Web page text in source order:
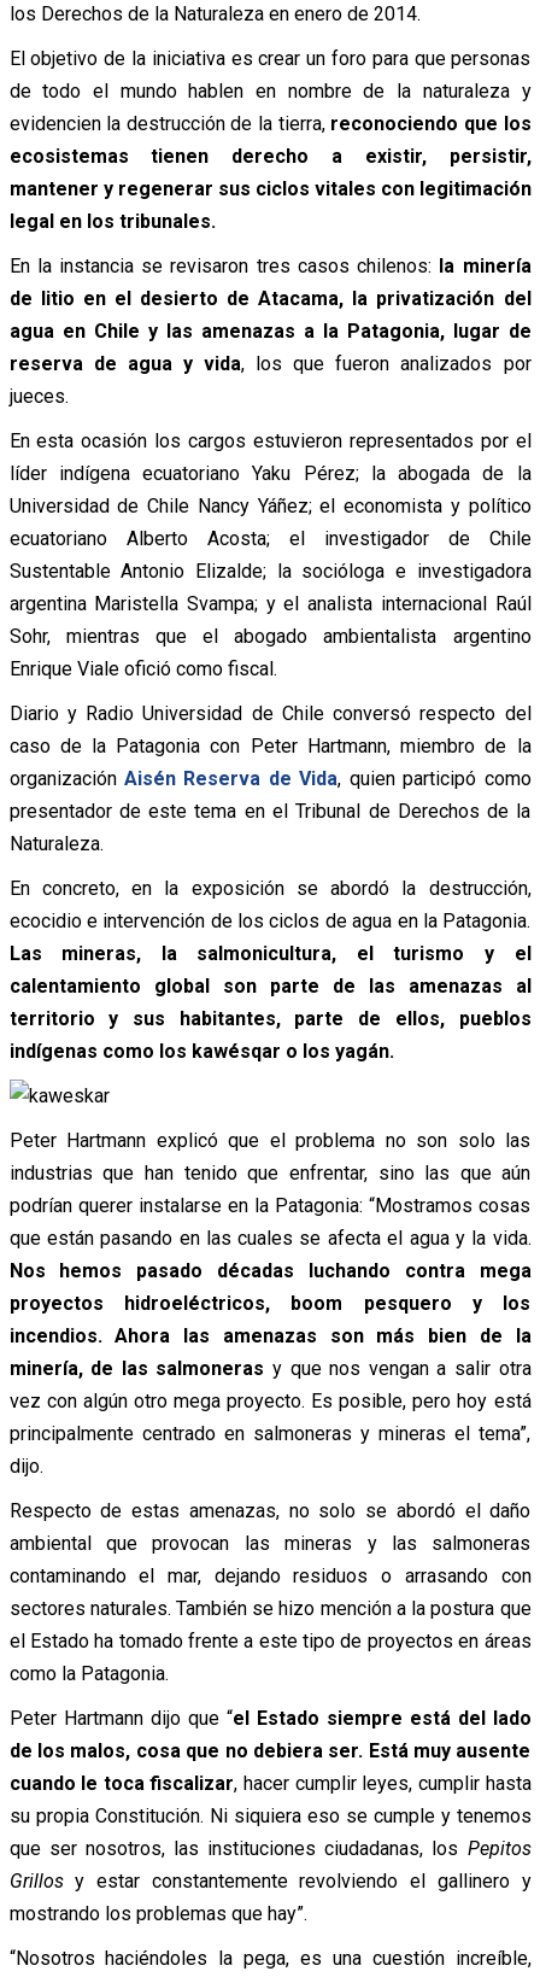
los Derechos de la Naturaleza en enero de 2014.
El objetivo de la iniciativa es crear un foro para que personas
de todo el mundo hablen en nombre de la naturaleza y
evidencien la destrucción de la tierra, reconociendo que los
ecosistemas tienen derecho a existir, persistir,
mantener y regenerar sus ciclos vitales con legitimación
legal en los tribunales.
En la instancia se revisaron tres casos chilenos: la minería
de litio en el desierto de Atacama, la privatización del
agua en Chile y las amenazas a la Patagonia, lugar de
reserva de agua y vida, los que fueron analizados por
jueces.
En esta ocasión los cargos estuvieron representados por el
líder indígena ecuatoriano Yaku Pérez; la abogada de la
Universidad de Chile Nancy Yáñez; el economista y político
ecuatoriano Alberto Acosta; el investigador de Chile
Sustentable Antonio Elizalde; la socióloga e investigadora
argentina Maristella Svampa; y el analista internacional Raúl
Sohr, mientras que el abogado ambientalista argentino
Enrique Viale ofició como fiscal.
Diario y Radio Universidad de Chile conversó respecto del
caso de la Patagonia con Peter Hartmann, miembro de la
organización Aisén Reserva de Vida, quien participó como
presentador de este tema en el Tribunal de Derechos de la
Naturaleza.
En concreto, en la exposición se abordó la destrucción,
ecocidio e intervención de los ciclos de agua en la Patagonia.
Las mineras, la salmonicultura, el turismo y el
calentamiento global son parte de las amenazas al
territorio y sus habitantes, parte de ellos, pueblos
indígenas como los kawésqar o los yagán.
Peter Hartmann explicó que el problema no son solo las
industrias que han tenido que enfrentar, sino las que aún
podrían querer instalarse en la Patagonia: “Mostramos cosas
que están pasando en las cuales se afecta el agua y la vida.
Nos hemos pasado décadas luchando contra mega
proyectos hidroeléctricos, boom pesquero y los
incendios. Ahora las amenazas son más bien de la
minería, de las salmoneras y que nos vengan a salir otra
vez con algún otro mega proyecto. Es posible, pero hoy está
principalmente centrado en salmoneras y mineras el tema”,
dijo.
Respecto de estas amenazas, no solo se abordó el daño
ambiental que provocan las mineras y las salmoneras
contaminando el mar, dejando residuos o arrasando con
sectores naturales. También se hizo mención a la postura que
el Estado ha tomado frente a este tipo de proyectos en áreas
como la Patagonia.
Peter Hartmann dijo que “el Estado siempre está del lado
de los malos, cosa que no debiera ser. Está muy ausente
cuando le toca fiscalizar, hacer cumplir leyes, cumplir hasta
su propia Constitución. Ni siquiera eso se cumple y tenemos
que ser nosotros, las instituciones ciudadanas, los Pepitos
Grillosy estar constantemente revolviendo el gallinero y
mostrando los problemas que hay”.
“Nosotros haciéndoles la pega, es una cuestión increíble,